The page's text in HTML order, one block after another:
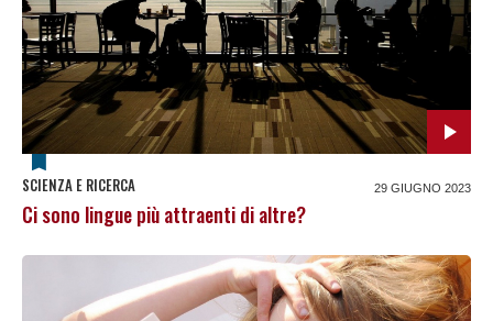
SCIENZA E RICERCA 29 GIUGNO 2023
Ci sono lingue più attraenti di altre?